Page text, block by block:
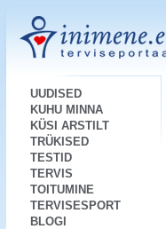
UUDISED
KUHU MINNA
KÜSI ARSTILT
TRÜKISED
TESTID
TERVIS
TOITUMINE
TERVISESPORT
BLOGI